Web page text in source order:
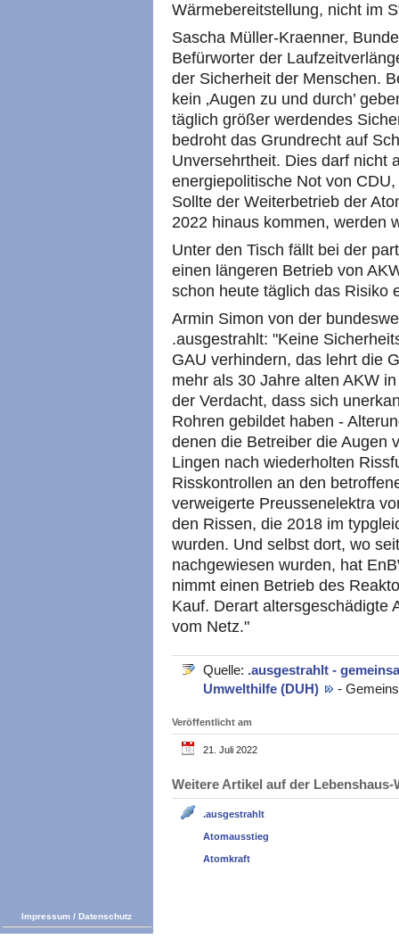
Wärmebereitstellung, nicht im
Sascha Müller-Kraenner,
Befürworter der
der Sicherheit der Menschen.
kein ‚Augen zu und durch’
täglich größer werdendes
bedroht das Grundrecht auf
Unversehrtheit. Dies darf nicht
energiepolitische Not von
Sollte der Weiterbetrieb der
2022 hinaus kommen, werden
Unter den Tisch fällt bei der
einen längeren Betrieb von
schon heute täglich das Risiko
Armin Simon von der
.ausgestrahlt: "Keine
GAU verhindern, das lehrt die
mehr als 30 Jahre alten AKW
der Verdacht, dass sich
Rohren gebildet haben -
denen die Betreiber die Augen
Lingen nach wiederholten
Risskontrollen an den
verweigerte Preussenelektra
den Rissen, die 2018 im
wurden. Und selbst dort, wo
nachgewiesen wurden, hat
nimmt einen Betrieb des
Kauf. Derart altersgeschädigte
vom Netz."
Quelle: .ausgestrahlt -
Umwelthilfe (DUH)
-
Veröffentlicht am
21. Juli 2022
Weitere Artikel auf der
.ausgestrahlt
Atomausstieg
Atomkraft
Impressum / Datenschutz